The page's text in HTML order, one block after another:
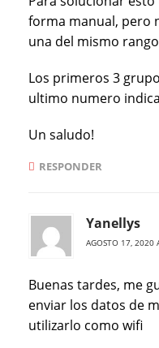
forma manual, pero
una del mismo
Los primeros 3
ultimo numero
Un saludo!
RESPONDER
Yanellys
AGOSTO 17, 2020
Buenas tardes, me
enviar los datos de
utilizarlo como wifi